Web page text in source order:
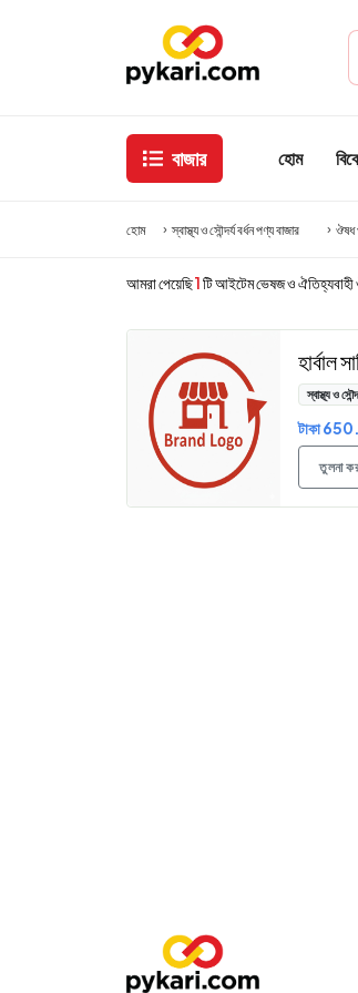
বাজার হোম
হোম স্বাস্থ্য ও সৌন্দর্য বর্ধন পণ্য বাজার ঔষধ
আমরা পেয়েছি1টি আইটেম ভেষজ ও
হার্বাল
স্বাস্থ্য ও
টাকা
তুলনা